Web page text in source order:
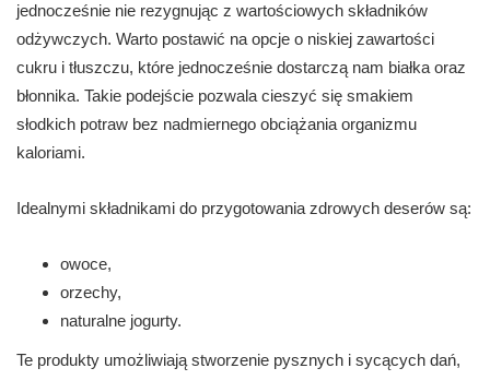
jednocześnie nie rezygnując z wartościowych składników
odżywczych. Warto postawić na opcje o niskiej zawartości
cukru i tłuszczu, które jednocześnie dostarczą nam białka oraz
błonnika. Takie podejście pozwala cieszyć się smakiem
słodkich potraw bez nadmiernego obciążania organizmu
kaloriami.
Idealnymi składnikami do przygotowania zdrowych deserów są:
owoce,
orzechy,
naturalne jogurty.
Te produkty umożliwiają stworzenie pysznych i sycących dań,